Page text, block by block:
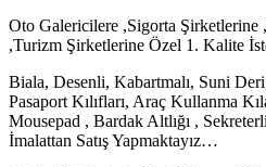
Oto Galericilere ,Sigorta
,Turizm Şirketlerine Özel 1. Kalite
Biala, Desenli, Kabartmalı, Suni
Pasaport Kılıfları, Araç Kullanma
Mousepad , Bardak Altlığı ,
İmalattan Satış Yapmaktayız…